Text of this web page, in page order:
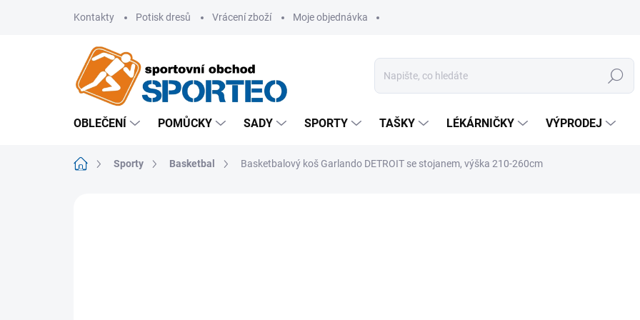
Kontakty Potisk dresů Vrácení zboží Moje objednávka
Hledat
OBLEČENÍ POMŮCKY SADY SPORTY TAŠKY LÉKÁRNIČKY VÝPRODEJ
Domů Sporty Basketbal Basketbalový koš Garlando DETROIT se stojanem, výška 210-260cm